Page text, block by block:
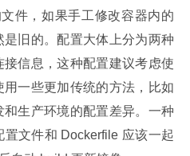
件，如果手工修改容器内的
旧的。配置大体上分为两种
信息，这种配置建议考虑使
一些更加传统的方法，比如
生产环境的配置差异。一种
文件和 Dockerfile 应该一起